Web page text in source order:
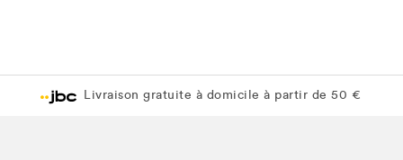
Livraison gratuite à domicile à partir de 50 €